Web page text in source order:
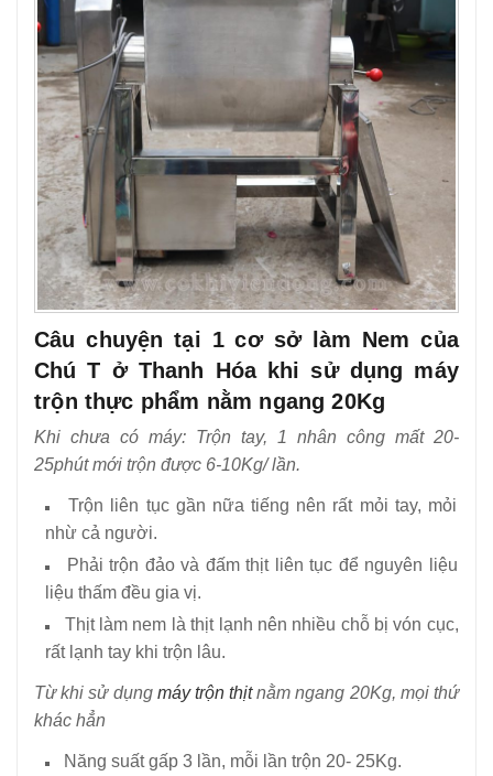
Câu chuyện tại 1 cơ sở làm Nem của
Chú T ở Thanh Hóa khi sử dụng máy
trộn thực phẩm nằm ngang 20Kg
Khi chưa có máy: Trộn tay, 1 nhân công mất 20-
25phút mới trộn được 6-10Kg/ lần.
Trộn liên tục gần nữa tiếng nên rất mỏi tay, mỏi
nhừ cả người.
Phải trộn đảo và đấm thịt liên tục để nguyên liệu
liệu thấm đều gia vị.
Thịt làm nem là thịt lạnh nên nhiều chỗ bị vón cục,
rất lạnh tay khi trộn lâu.
Từ khi sử dụng máy trộn thịtnằm ngang 20Kg, mọi thứ
khác hẳn
Năng suất gấp 3 lần, mỗi lần trộn 20- 25Kg.